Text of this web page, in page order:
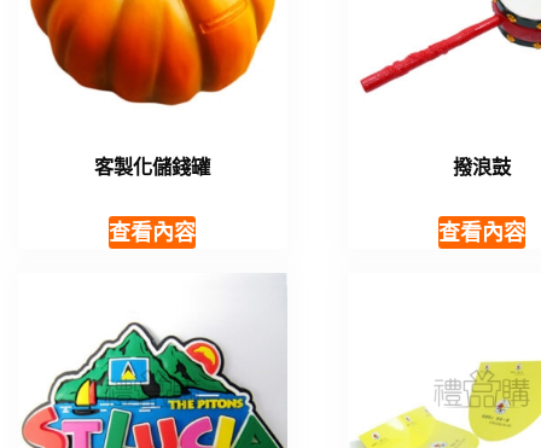
客製化儲錢罐
查看內容
撥浪鼓
查看內容